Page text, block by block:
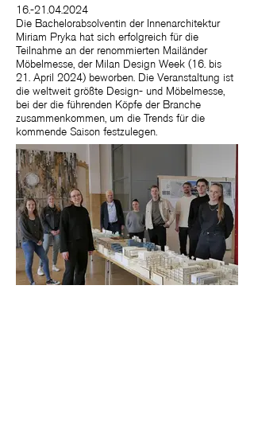
16.-21.04.2024
Die Bachelorabsolventin der Innenarchitektur
Miriam Pryka hat sich erfolgreich für die
Teilnahme an der renommierten Mailänder
Möbelmesse, der Milan Design Week (16. bis
21. April 2024) beworben. Die Veranstaltung ist
die weltweit größte Design- und Möbelmesse,
bei der die führenden Köpfe der Branche
zusammenkommen, um die Trends für die
kommende Saison festzulegen.